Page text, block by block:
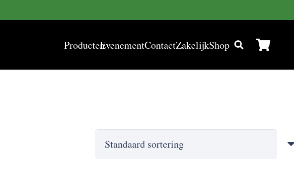
ProductenEvenementContactZakelijkShop